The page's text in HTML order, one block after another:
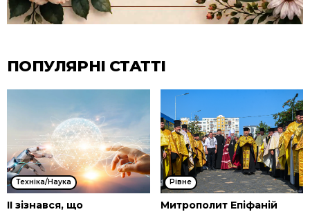
ПОПУЛЯРНІ СТАТТІ
Техніка/Наука
ІІ зізнався, що
Рівне
Митрополит Епіфаній